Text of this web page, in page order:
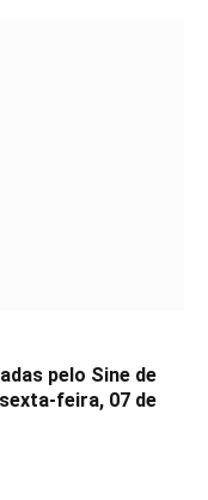
pelo Sine de
feira, 07 de